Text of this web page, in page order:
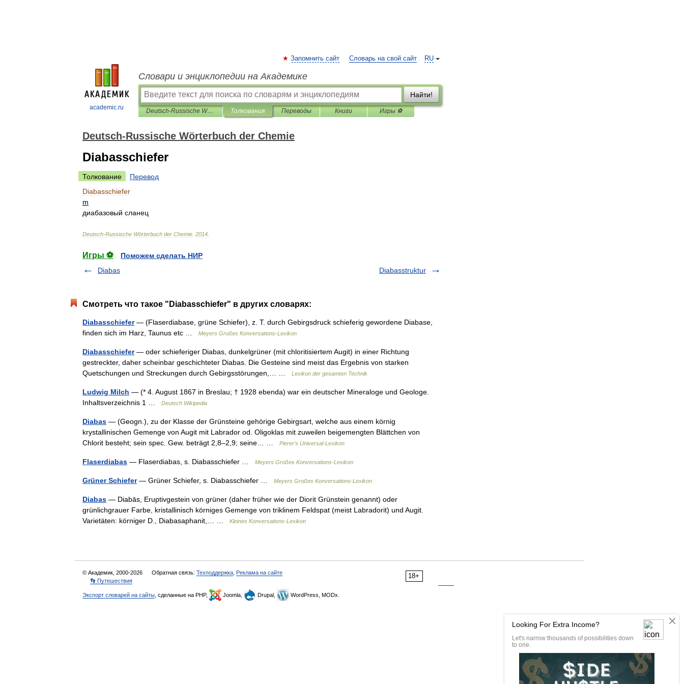
academic.ru
RU
Запомнить сайт Словарь на свой сайт
Словари и энциклопедии на Академике
Найти!
Deutsch-Russische Wörterbuch der Chemie Толкования Переводы Книги Игры ⚽
Deutsch-Russische Wörterbuch der Chemie
Diabasschiefer
Толкование
Перевод
Diabasschiefer
m
диабазовый сланец
Deutsch-Russische Wörterbuch der Chemie 2014
Игры ⚽
Поможем сделать НИР
Diabas
Diabasstruktur
Смотреть что такое "Diabasschiefer" в других словарях:
Diabasschiefer— (Flaserdiabase, grüne Schiefer), z. T. durch Gebirgsdruck schieferig gewordene Diabase,
finden sich im Harz, Taunus etc …
Meyers Großes Konversations-Lexikon
Diabasschiefer— oder schieferiger Diabas, dunkelgrüner (mit chloritisiertem Augit) in einer Richtung
gestreckter, daher scheinbar geschichteter Diabas. Die Gesteine sind meist das Ergebnis von starken
Quetschungen und Streckungen durch Gebirgsstörungen,… …
Lexikon der gesamten Technik
Ludwig Milch — (* 4. August 1867 in Breslau; † 1928 ebenda) war ein deutscher Mineraloge und Geologe.
Inhaltsverzeichnis 1 …
Deutsch Wikipedia
Diabas — (Geogn.), zu der Klasse der Grünsteine gehörige Gebirgsart, welche aus einem körnig
krystallinischen Gemenge von Augit mit Labrador od. Oligoklas mit zuweilen beigemengten Blättchen von
Chlorit besteht; sein spec. Gew. beträgt 2,8–2,9; seine… …
Pierer's Universal-Lexikon
Flaserdiabas — Flaserdiabas, s. Diabasschiefer … Meyers Großes Konversations-Lexikon
Grüner Schiefer— Grüner Schiefer, s. Diabasschiefer … Meyers Großes Konversations-Lexikon
Diabas — Diabās, Eruptivgestein von grüner (daher früher wie der Diorit Grünstein genannt) oder
grünlichgrauer Farbe, kristallinisch körniges Gemenge von triklinem Feldspat (meist Labradorit) und Augit.
Varietäten: körniger D., Diabasaphanit,… …
Kleines Konversations-Lexikon
18+
© Академик, 2000-2026 Обратная связь: Техподдержка Реклама на сайте
👣 Путешествия
Экспорт словарей на сайты , сделанные на PHP, Joomla, Drupal, WordPress, MODx.